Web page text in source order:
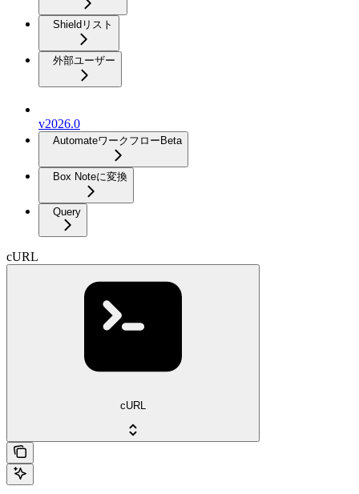
Shieldリスト
外部ユーザー
v2026.0
Automateワークフロー Beta
Box Noteに変換
Query
cURL
cURL